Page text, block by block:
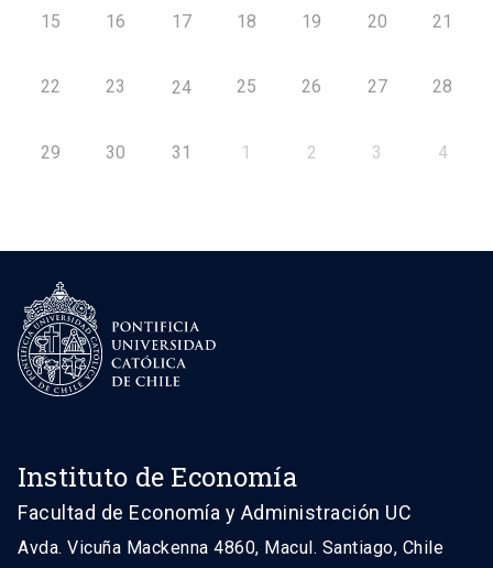
15 16 17 18 19 20 21
22 23 24 25 26 27 28
29 30 31 1 2 3 4
Instituto de Economía
Facultad de Economía y Administración UC
Avda. Vicuña Mackenna 4860, Macul. Santiago, Chile